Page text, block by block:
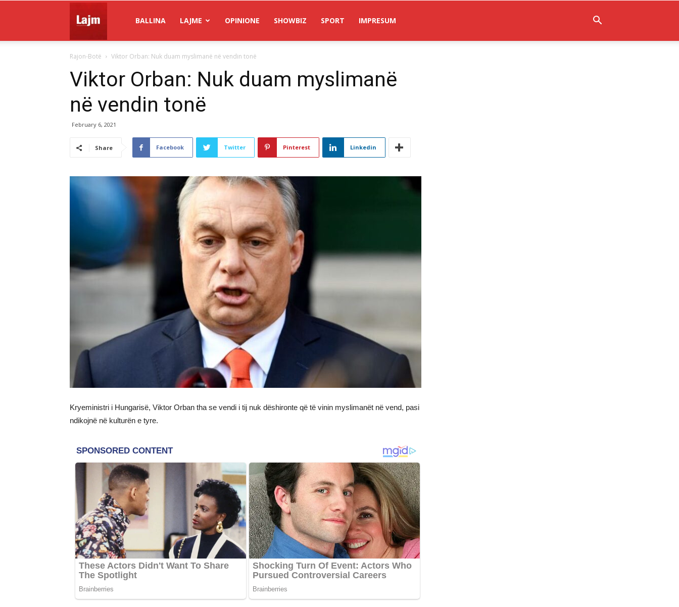
Lajm
BALLINA LAJME OPINIONE SHOWBIZ SPORT IMPRESUM
Rajon-Botë Viktor Orban: Nuk duam myslimanë në vendin tonë
Viktor Orban: Nuk duam myslimanë
në vendin tonë
February 6, 2021
Share Facebook Twitter Pinterest Linkedin
Kryeministri i Hungarisë, Viktor Orban tha se vendi i tij nuk dëshironte që të vinin myslimanët në vend, pasi
ndikojnë në kulturën e tyre.